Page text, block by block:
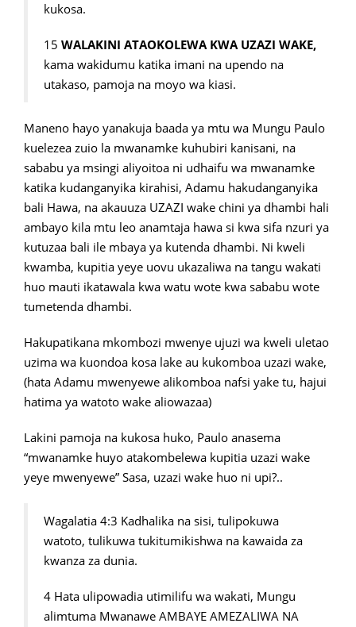
kukosa.
15 WALAKINI ATAOKOLEWA KWA UZAZI WAKE,
kama wakidumu katika imani na upendo na
utakaso, pamoja na moyo wa kiasi.
Maneno hayo yanakuja baada ya mtu wa Mungu Paulo
kuelezea zuio la mwanamke kuhubiri kanisani, na
sababu ya msingi aliyoitoa ni udhaifu wa mwanamke
katika kudanganyika kirahisi, Adamu hakudanganyika
bali Hawa, na akauuza UZAZI wake chini ya dhambi hali
ambayo kila mtu leo anamtaja hawa si kwa sifa nzuri ya
kutuzaa bali ile mbaya ya kutenda dhambi. Ni kweli
kwamba, kupitia yeye uovu ukazaliwa na tangu wakati
huo mauti ikatawala kwa watu wote kwa sababu wote
tumetenda dhambi.
Hakupatikana mkombozi mwenye ujuzi wa kweli uletao
uzima wa kuondoa kosa lake au kukomboa uzazi wake,
(hata Adamu mwenyewe alikomboa nafsi yake tu, hajui
hatima ya watoto wake aliowazaa)
Lakini pamoja na kukosa huko, Paulo anasema
“mwanamke huyo atakombelewa kupitia uzazi wake
yeye mwenyewe” Sasa, uzazi wake huo ni upi?..
Wagalatia 4:3 Kadhalika na sisi, tulipokuwa
watoto, tulikuwa tukitumikishwa na kawaida za
kwanza za dunia.
4 Hata ulipowadia utimilifu wa wakati, Mungu
alimtuma Mwanawe AMBAYE AMEZALIWA NA